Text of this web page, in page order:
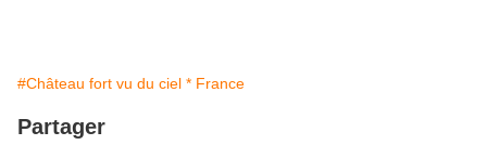
#Château fort vu du ciel * France
Partager